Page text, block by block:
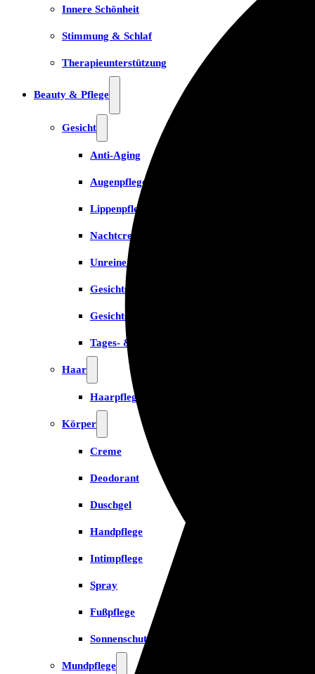
Innere Schönheit
Stimmung & Schlaf
Therapieunterstützung
Beauty & Pflege
Gesicht
Anti-Aging
Augenpflege
Lippenpflege
Nachtcreme
Unreine Haut & Akne
Gesichtsreinigung
Gesichtsserum
Tages- & Feuchtigkeitscremes
Haar
Haarpflege
Körper
Creme
Deodorant
Duschgel
Handpflege
Intimpflege
Spray
Fußpflege
Sonnenschutz
Mundpflege